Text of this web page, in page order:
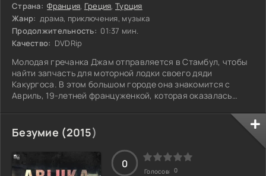
Страна: Франция, Греция,Турция
Жанр: драма, приключения, музыка
Продолжительность: 01:37 мин.
Качество: DVDRip
Молодая гречанка Джам отправляется в Стамбул, чтобы
найти запчасть для моторной лодки своего дяди
Какургоса. В этом большом городе она знакомится с
Авриль, 19-летней француженкой, которая оказалась
ни денег, ни знакомых, и Джам, проявив щедрость, решает
взять её с собой в Митилену. Путешествие обещает быть
насыщенным: они встретят множество людей, столкнутся
с разнообразными приключениями и насладятся музыкой,
а на горизонте уже витает
Безумие (2015)
0
Голосов: 0